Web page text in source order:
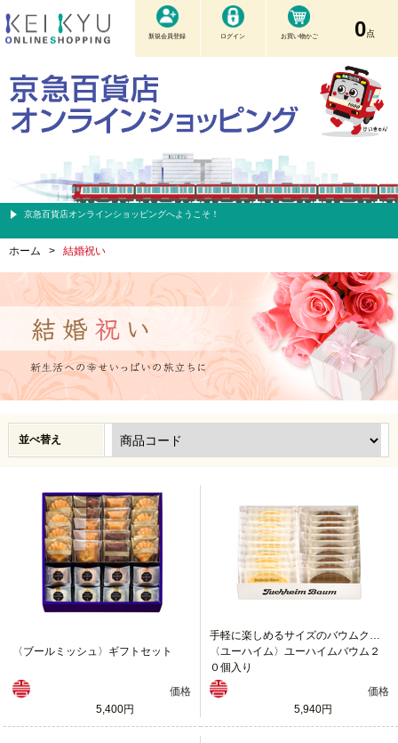
新規会員登録 ログイン お買い物かご 0点
京急百貨店オンラインショッピングへようこそ！
ホーム > 結婚祝い
並べ替え
〈ブールミッシュ〉ギフトセット
価格
5,400円
手軽に楽しめるサイズのバウムクーヘン
〈ユーハイム〉ユーハイムバウム２
０個入り
価格
5,940円